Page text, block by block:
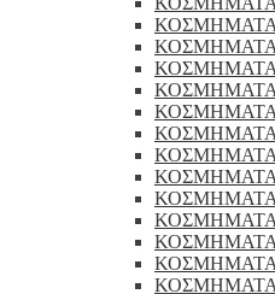
ΚΟΣΜΗΜΑΤΑ
ΚΟΣΜΗΜΑΤΑ
ΚΟΣΜΗΜΑΤΑ
ΚΟΣΜΗΜΑΤΑ